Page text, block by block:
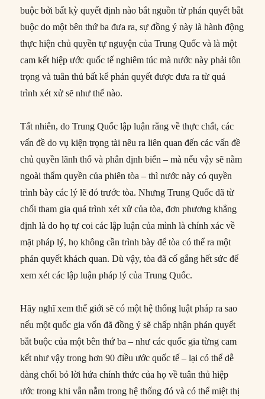
buộc bởi bất kỳ quyết định nào bắt nguồn từ phán quyết bắt
buộc do một bên thứ ba đưa ra, sự đồng ý này là hành động
thực hiện chủ quyền tự nguyện của Trung Quốc và là một
cam kết hiệp ước quốc tế nghiêm túc mà nước này phải tôn
trọng và tuân thủ bất kể phán quyết được đưa ra từ quá
trình xét xử sẽ như thế nào.
Tất nhiên, do Trung Quốc lập luận rằng về thực chất, các
vấn đề do vụ kiện trọng tài nêu ra liên quan đến các vấn đề
chủ quyền lãnh thổ và phân định biển – mà nếu vậy sẽ nằm
ngoài thẩm quyền của phiên tòa – thì nước này có quyền
trình bày các lý lẽ đó trước tòa. Nhưng Trung Quốc đã từ
chối tham gia quá trình xét xử của tòa, đơn phương khẳng
định là do họ tự coi các lập luận của mình là chính xác về
mặt pháp lý, họ không cần trình bày để tòa có thể ra một
phán quyết khách quan. Dù vậy, tòa đã cố gắng hết sức để
xem xét các lập luận pháp lý của Trung Quốc.
Hãy nghĩ xem thế giới sẽ có một hệ thống luật pháp ra sao
nếu một quốc gia vốn đã đồng ý sẽ chấp nhận phán quyết
bắt buộc của một bên thứ ba – như các quốc gia từng cam
kết như vậy trong hơn 90 điều ước quốc tế – lại có thể dễ
dàng chối bỏ lời hứa chính thức của họ về tuân thủ hiệp
ước trong khi vẫn nằm trong hệ thống đó và có thể miệt thị